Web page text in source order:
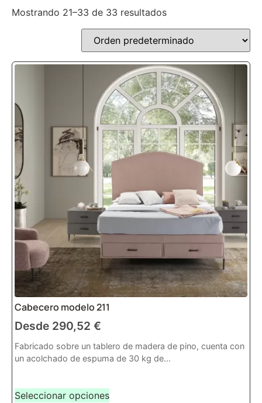
Mostrando 21–33 de 33 resultados
Cabecero modelo 211
Desde 290,52 €
Fabricado sobre un tablero de madera de pino, cuenta con
un acolchado de espuma de 30 kg de...
Seleccionar opciones